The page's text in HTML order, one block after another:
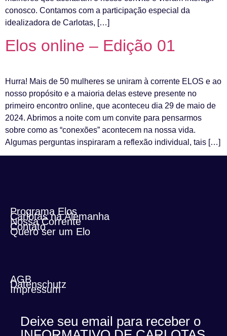
conosco. Contamos com a participação especial da
idealizadora de Carlotas, […]
Elos online – Edição 01
Hurra! Mais de 50 mulheres se uniram à corrente ELOS e ao
nosso propósito e a maioria delas esteve presente no
primeiro encontro online, que aconteceu dia 29 de maio de
2024. Abrimos a noite com um convite para pensarmos
sobre como as “conexões” acontecem na nossa vida.
Algumas perguntas inspiraram a reflexão individual, tais […]
Programa Elos
Carlotas na Alemanha
Nossa Corrente
Contato
Quero ser um Elo
AGB​
Datenschutz
Impressum
Deixe seu email para receber o